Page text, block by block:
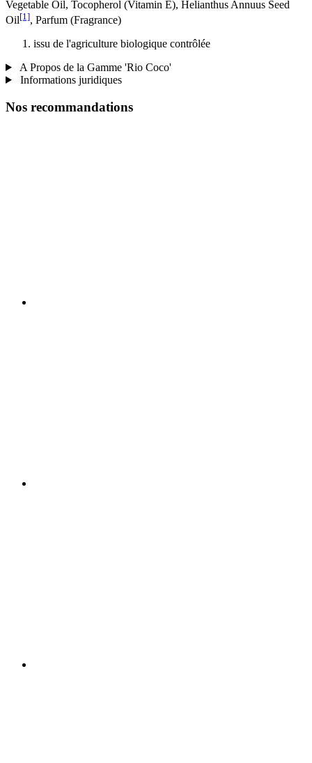
Vegetable Oil, Tocopherol (Vitamin E), Helianthus Annuus Seed
Oil[1], Parfum (Fragrance)
issu de l'agriculture biologique contrôlée
A Propos de la Gamme 'Rio Coco'
Informations juridiques
Nos recommandations